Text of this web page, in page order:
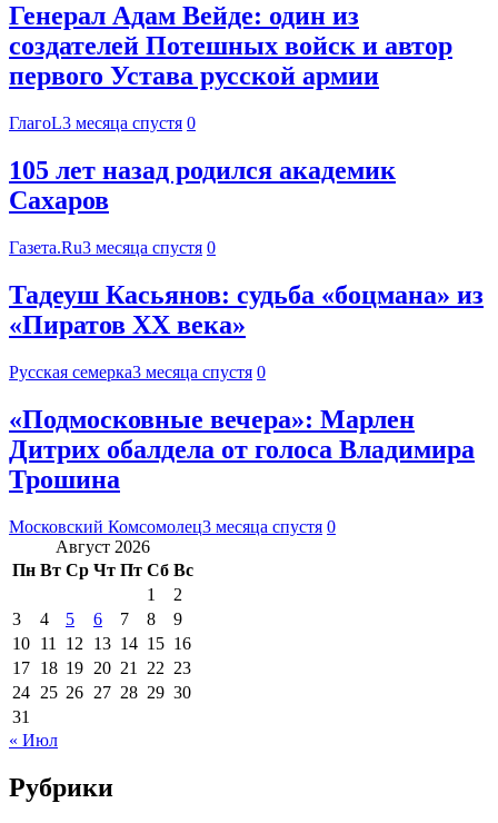
Генерал Адам Вейде: один из
создателей Потешных войск и автор
первого Устава русской армии
ГлагоL3 месяца спустя 0
105 лет назад родился академик
Сахаров
Газета.Ru3 месяца спустя 0
Тадеуш Касьянов: судьба «боцмана» из
«Пиратов XX века»
Русская семерка3 месяца спустя 0
«Подмосковные вечера»: Марлен
Дитрих обалдела от голоса Владимира
Трошина
Московский Комсомолец3 месяца спустя 0
Август 2026
Пн Вт Ср Чт Пт Сб Вс
1
2
3
4 5 6 7 8
9
10 11 12 13 14 15 16
17 18 19 20 21 22 23
24 25 26 27 28 29 30
31
« Июл
Рубрики